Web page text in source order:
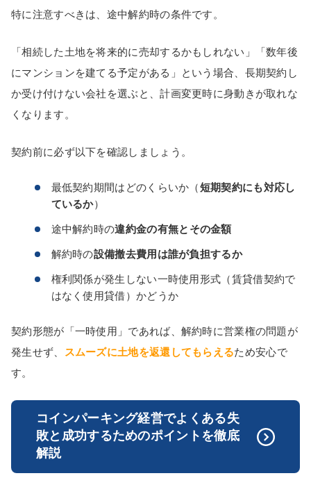
特に注意すべきは、途中解約時の条件です。
「相続した土地を将来的に売却するかもしれない」「数年後
にマンションを建てる予定がある」という場合、長期契約し
か受け付けない会社を選ぶと、計画変更時に身動きが取れな
くなります。
契約前に必ず以下を確認しましょう。
最低契約期間はどのくらいか（短期契約にも対応し
ているか）
途中解約時の違約金の有無とその金額
解約時の設備撤去費用は誰が負担するか
権利関係が発生しない一時使用形式（賃貸借契約で
はなく使用貸借）かどうか
契約形態が「一時使用」であれば、解約時に営業権の問題が
発生せず、
スムーズに土地を返還してもらえるため安心で
す。
コインパーキング経営でよくある失
敗と成功するためのポイントを徹底
解説